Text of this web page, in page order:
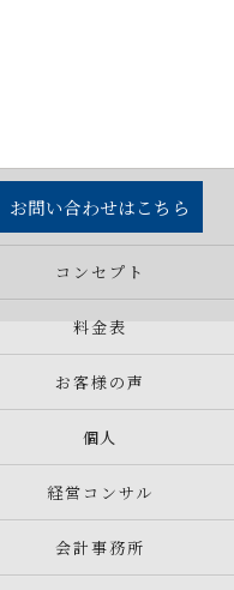
お問い合わせはこちら
コンセプト
料金表
お客様の声
個人
経営コンサル
会計事務所